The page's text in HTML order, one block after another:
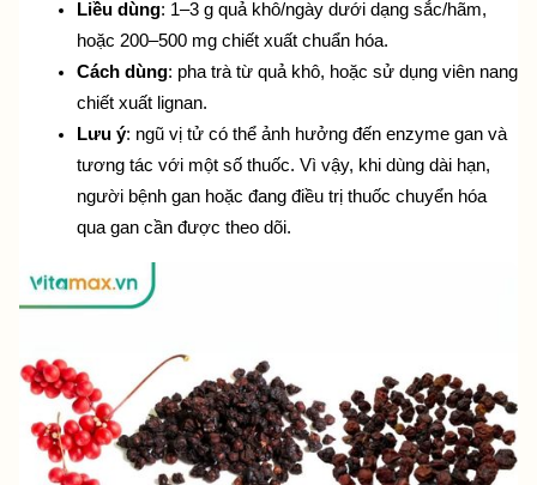
Liều dùng: 1–3 g quả khô/ngày dưới dạng sắc/hãm,
hoặc 200–500 mg chiết xuất chuẩn hóa.
Cách dùng: pha trà từ quả khô, hoặc sử dụng viên nang
chiết xuất lignan.
Lưu ý: ngũ vị tử có thể ảnh hưởng đến enzyme gan và
tương tác với một số thuốc. Vì vậy, khi dùng dài hạn,
người bệnh gan hoặc đang điều trị thuốc chuyển hóa
qua gan cần được theo dõi.